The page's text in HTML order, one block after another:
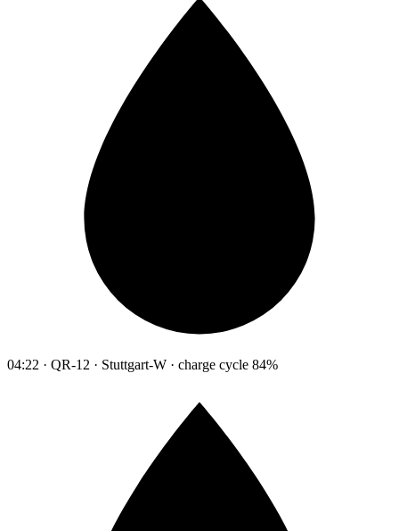
04:22 · QR-12 · Stuttgart-W · charge cycle 84%